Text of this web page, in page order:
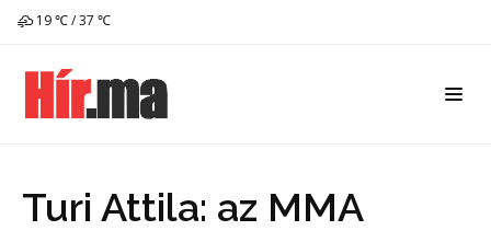
19 ℃ / 37 ℃
Turi Attila: az MMA